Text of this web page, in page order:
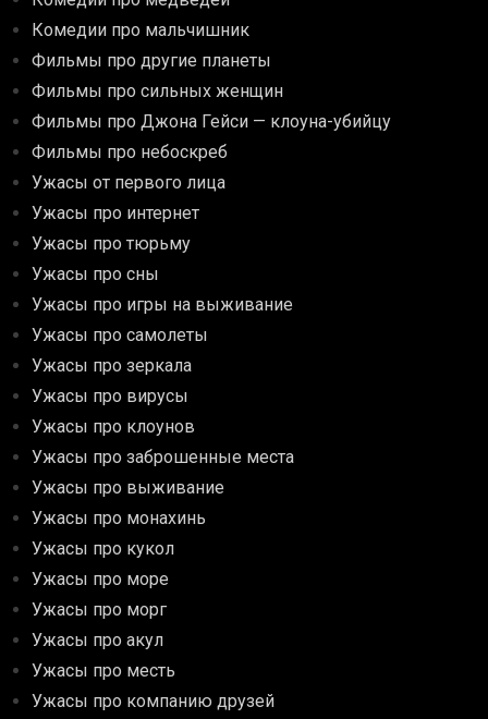
Комедии про мальчишник
Фильмы про другие планеты
Фильмы про сильных женщин
Фильмы про Джона Гейси — клоуна-убийцу
Фильмы про небоскреб
Ужасы от первого лица
Ужасы про интернет
Ужасы про тюрьму
Ужасы про сны
Ужасы про игры на выживание
Ужасы про самолеты
Ужасы про зеркала
Ужасы про вирусы
Ужасы про клоунов
Ужасы про заброшенные места
Ужасы про выживание
Ужасы про монахинь
Ужасы про кукол
Ужасы про море
Ужасы про морг
Ужасы про акул
Ужасы про месть
Ужасы про компанию друзей